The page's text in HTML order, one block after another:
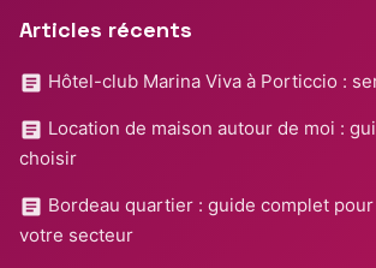
Articles récents
Hôtel-club Marina Viva à Porticcio :
Location de maison autour de moi :
choisir
Bordeau quartier : guide complet
votre secteur